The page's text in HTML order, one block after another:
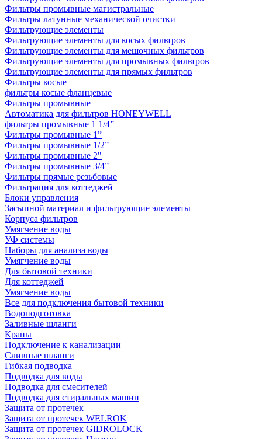
Фильтры промывные магистральные
Фильтры латунные механической очистки
Фильтрующие элементы
Фильтрующие элементы для косых фильтров
Фильтрующие элементы для мешочных фильтров
Фильтрующие элементы для промывных фильтров
Фильтрующие элементы для прямых фильтров
Фильтры косые
фильтры косые фланцевые
Фильтры промывные
Автоматика для фильтров HONEYWELL
фильтры промывные 1 1/4”
Фильтры промывные 1”
Фильтры промывные 1/2”
Фильтры промывные 2"
Фильтры промывные 3/4”
Фильтры прямые резьбовые
Фильтрация для коттеджей
Блоки управления
Засыпной материал и фильтрующие элементы
Корпуса фильтров
Умягчение воды
УФ системы
Наборы для анализа воды
Умягчение воды
Для бытовой техники
Для коттеджей
Умягчение воды
Все для подключения бытовой техники
Водоподготовка
Заливные шланги
Краны
Подключение к канализации
Сливные шланги
Гибкая подводка
Подводка для воды
Подводка для смесителей
Подводка для стиральных машин
Защита от протечек
Защита от протечек WELROK
Защита от протечек GIDROLOCK